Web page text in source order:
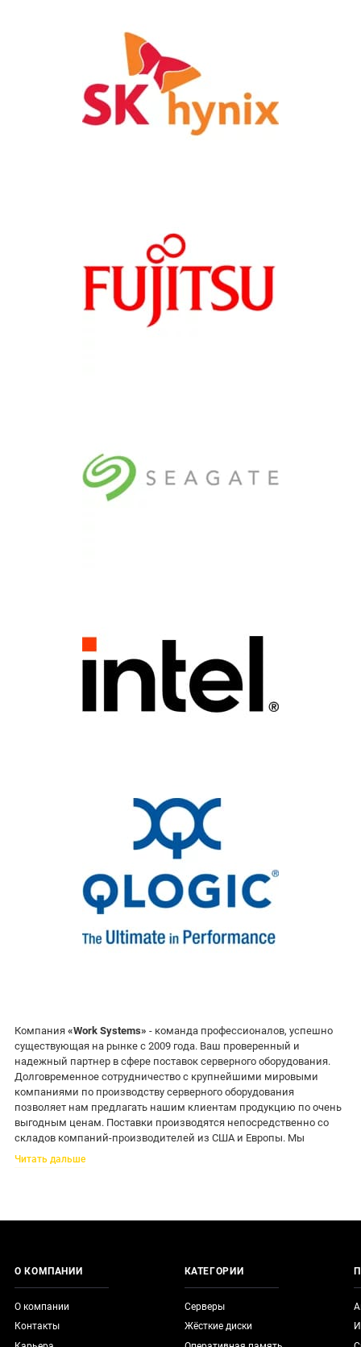
Компания «Work Systems» - команда профессионалов, успешно
существующая на рынке с 2009 года. Ваш проверенный и
надежный партнер в сфере поставок серверного оборудования.
Долговременное сотрудничество с крупнейшими мировыми
компаниями по производству серверного оборудования
позволяет нам предлагать нашим клиентам продукцию по очень
выгодным ценам. Поставки производятся непосредственно со
складов компаний-производителей из США и Европы. Мы
работаем с такими брендами как HP, IBM, EMC, DELL, Cisco, Juniper,
SUN, Intel, Adaptec, Promise, Qlogic, Emulex, Brocade, Digium, NetApp,
Читать дальше
О КОМПАНИИ
О компании
Контакты
КАТЕГОРИИ
Серверы
Жёсткие диски